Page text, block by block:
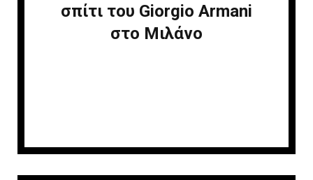
σπίτι του Giorgio Armani
στο Μιλάνο